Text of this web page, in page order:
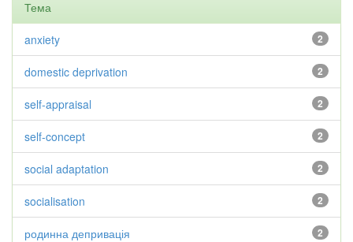
Тема
2
anxiety
2
domestic deprivation
2
self-appraisal
2
self-concept
2
social adaptation
2
socialisation
2
родинна депривація